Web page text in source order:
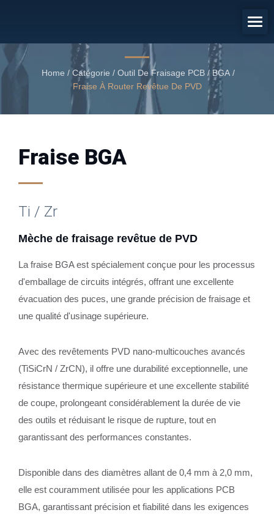
PVD
Home / Catégorie / Outil De Fraisage PCB / BGA /
Fraise À Router Revêtue De PVD
Fraise BGA
Ti / Zr
Mèche de fraisage revêtue de PVD
La fraise BGA est spécialement conçue pour les processus
d'emballage de circuits intégrés, offrant une excellente
évacuation des puces, une grande précision de fraisage et
une qualité d'usinage supérieure.
Avec des revêtements PVD nano-multicouches avancés
(TiSiCrN / ZrCN), il offre une durabilité exceptionnelle, une
résistance thermique supérieure et une excellente stabilité
de coupe, prolongeant considérablement la durée de vie
des outils et réduisant le risque de rupture, tout en
garantissant des performances constantes.
Disponible dans des diamètres allant de 0,4 mm à 2,0 mm,
elle est couramment utilisée pour les applications PCB
BGA, garantissant précision et fiabilité dans les exigences